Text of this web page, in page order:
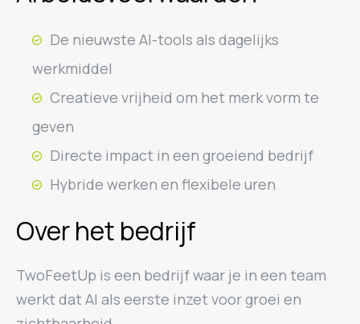
De nieuwste AI-tools als dagelijks
werkmiddel
Creatieve vrijheid om het merk vorm te
geven
Directe impact in een groeiend bedrijf
Hybride werken en flexibele uren
Over het bedrijf
TwoFeetUp is een bedrijf waar je in een team
werkt dat AI als eerste inzet voor groei en